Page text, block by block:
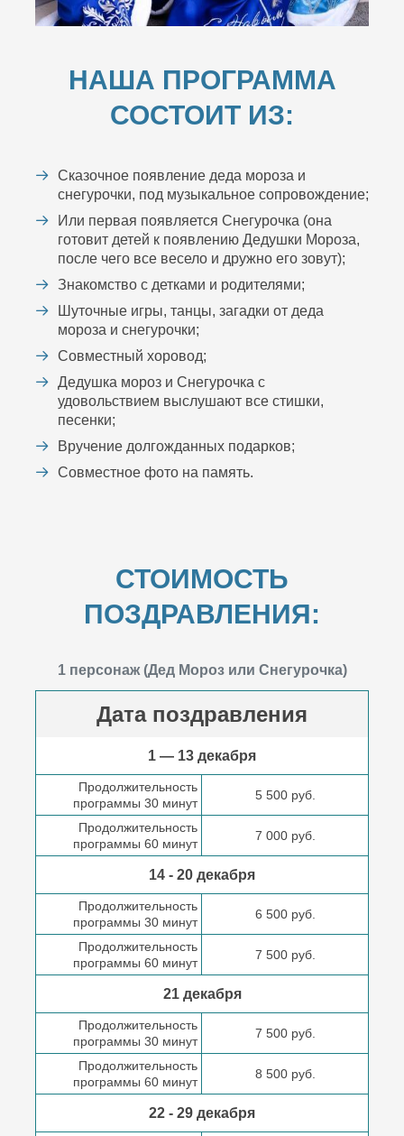
НАША ПРОГРАММА
СОСТОИТ ИЗ:
Сказочное появление деда мороза и
снегурочки, под музыкальное сопровождение;
Или первая появляется Снегурочка (она
готовит детей к появлению Дедушки Мороза,
после чего все весело и дружно его зовут);
Знакомство с детками и родителями;
Шуточные игры, танцы, загадки от деда
мороза и снегурочки;
Совместный хоровод;
Дедушка мороз и Снегурочка с
удовольствием выслушают все стишки,
песенки;
Вручение долгожданных подарков;
Совместное фото на память.
СТОИМОСТЬ
ПОЗДРАВЛЕНИЯ:
1 персонаж (Дед Мороз или Снегурочка)
Дата поздравления
1 — 13 декабря
Продолжительность
программы 30 минут
5 500 руб.
Продолжительность
программы 60 минут
7 000 руб.
14 - 20 декабря
Продолжительность
программы 30 минут
6 500 руб.
Продолжительность
программы 60 минут
7 500 руб.
21 декабря
Продолжительность
программы 30 минут
7 500 руб.
Продолжительность
программы 60 минут
8 500 руб.
22 - 29 декабря